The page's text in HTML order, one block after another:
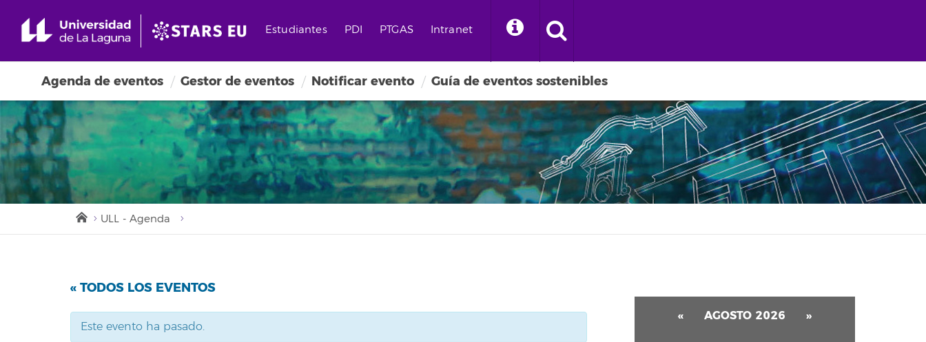
Estudiantes PDI PTGAS Intranet
Agenda de eventos Gestor de eventos Notificar evento Guía de eventos sostenibles
ULL - Agenda
« TODOS LOS EVENTOS
Este evento ha pasado.
« AGOSTO 2026 »